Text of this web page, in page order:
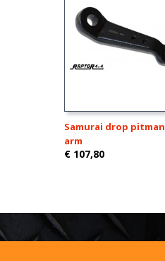
Samurai drop pitman
arm
€ 107,80